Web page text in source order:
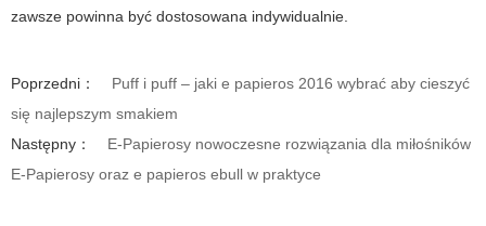
zawsze powinna być dostosowana indywidualnie.
Poprzedni：
Puff i puff – jaki e papieros 2016 wybrać aby cieszyć
się najlepszym smakiem
Następny：
E-Papierosy nowoczesne rozwiązania dla miłośników
E-Papierosy oraz e papieros ebull w praktyce